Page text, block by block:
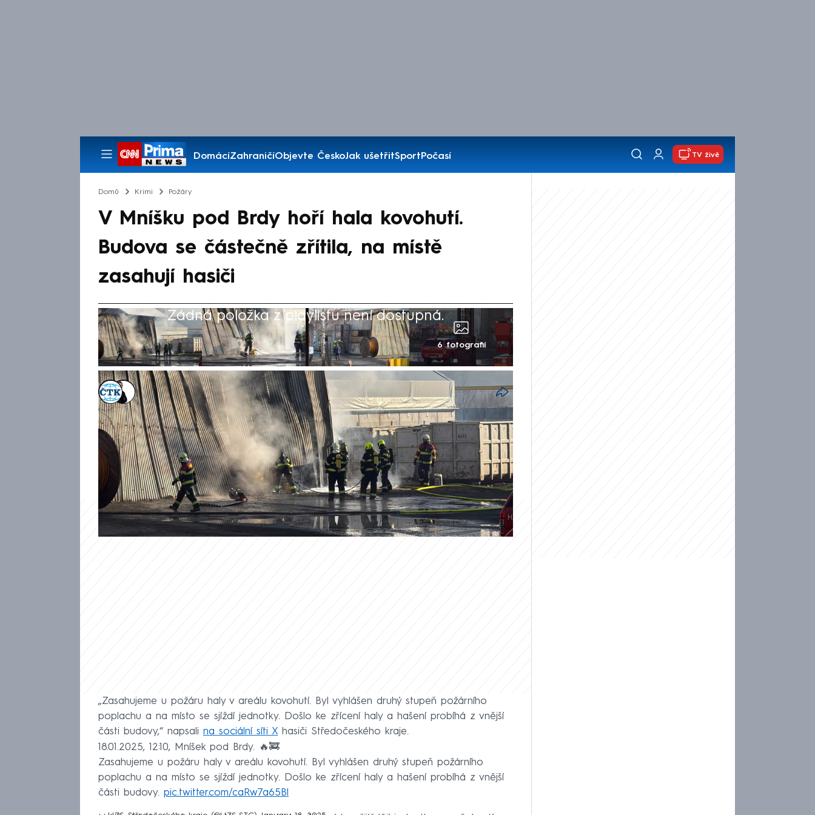
DomácíZahraničíObjevte ČeskoJak ušetřitSportPočasí
Pořady
TV živě
Domů Krimi Požáry
V Mníšku pod Brdy hoří hala kovohutí.
Budova se částečně zřítila, na místě
zasahují hasiči
Žádná položka z playlistu není dostupná.
6 fotografií
ČTK,Václav Černý
18. led 2025, 13:46
Hasiči zasahují u požáru haly v areálu kovohutí v Mníšku pod Brdy u
Prahy. Hala se částečně zřítila, obešlo se to bez zranění. Hasiči oheň
likvidují zvenčí, vyhlásili druhý stupeň poplachu ze čtyř možných, řekl
mluvčí krajských hasičů Dominik Pěnička.
„Zasahujeme u požáru haly v areálu kovohutí. Byl vyhlášen druhý stupeň požárního
poplachu a na místo se sjíždí jednotky. Došlo ke zřícení haly a hašení probíhá z vnější
části budovy,“ napsali na sociální síti X hasiči Středočeského kraje.
18.01.2025, 12:10, Mníšek pod Brdy. 🔥🚒
Zasahujeme u požáru haly v areálu kovohutí. Byl vyhlášen druhý stupeň požárního
poplachu a na místo se sjíždí jednotky. Došlo ke zřícení haly a hašení probíhá z vnější
části budovy. pic.twitter.com/caRw7a65Bl